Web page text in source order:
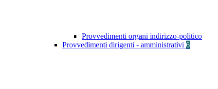
Provvedimenti organi indirizzo-politico
Provvedimenti dirigenti - amministrativi 6